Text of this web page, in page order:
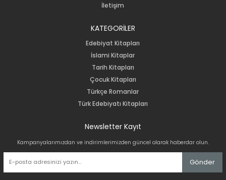
İletişim
KATEGORİLER
Edebiyat Kitapları
İslami Kitaplar
Tarih Kitapları
Çocuk Kitapları
Türkçe Romanlar
Türk Edebiyatı Kitapları
Newsletter Kayıt
Kampanyalarımızdan ve indirimlerimizden güncel olarak haberdar olun.
Gönder